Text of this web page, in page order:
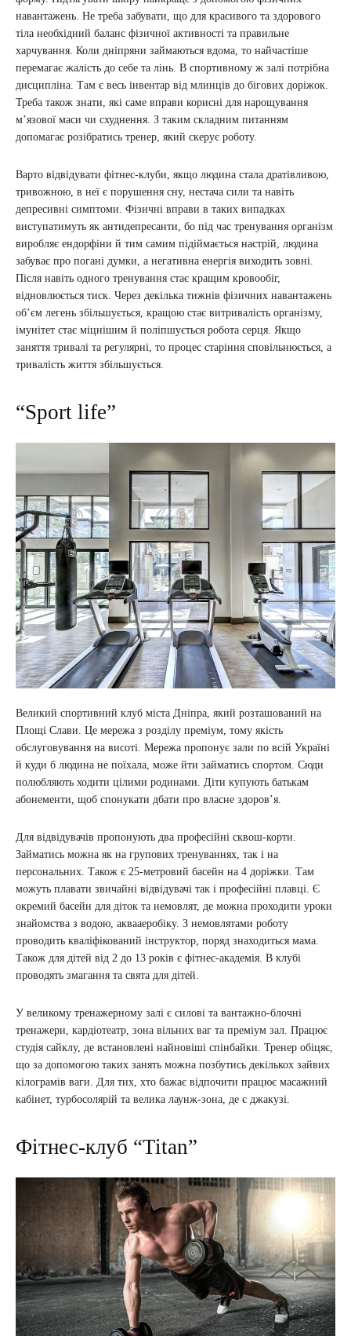
навантажень. Не треба забувати, що для красивого та здорового
тіла необхідний баланс фізичної активності та правильне
харчування. Коли дніпряни займаються вдома, то найчастіше
перемагає жалість до себе та лінь. В спортивному ж залі потрібна
дисципліна. Там є весь інвентар від млинців до бігових доріжок.
Треба також знати, які саме вправи корисні для нарощування
м’язової маси чи схуднення. З таким складним питанням
допомагає розібратись тренер, який скерує роботу.
Варто відвідувати фітнес-клуби, якщо людина стала дратівливою,
тривожною, в неї є порушення сну, нестача сили та навіть
депресивні симптоми. Фізичні вправи в таких випадках
виступатимуть як антидепресанти, бо під час тренування організм
виробляє ендорфіни й тим самим підіймається настрій, людина
забуває про погані думки, а негативна енергія виходить зовні.
Після навіть одного тренування стає кращим кровообіг,
відновлюється тиск. Через декілька тижнів фізичних навантажень
об’єм легень збільшується, кращою стає витривалість організму,
імунітет стає міцнішим й поліпшується робота серця. Якщо
заняття тривалі та регулярні, то процес старіння сповільнюється, а
тривалість життя збільшується.
“Sport life”
Великий спортивний клуб міста Дніпра, який розташований на
Площі Слави. Це мережа з розділу преміум, тому якість
обслуговування на висоті. Мережа пропонує зали по всій Україні
й куди б людина не поїхала, може йти займатись спортом. Сюди
полюбляють ходити цілими родинами. Діти купують батькам
абонементи, щоб спонукати дбати про власне здоров’я.
Для відвідувачів пропонують два професійні сквош-корти.
Займатись можна як на групових тренуваннях, так і на
персональних. Також є 25-метровий басейн на 4 доріжки. Там
можуть плавати звичайні відвідувачі так і професійні плавці. Є
окремий басейн для діток та немовлят, де можна проходити уроки
знайомства з водою, аквааеробіку. З немовлятами роботу
проводить кваліфікований інструктор, поряд знаходиться мама.
Також для дітей від 2 до 13 років є фітнес-академія. В клубі
проводять змагання та свята для дітей.
У великому тренажерному залі є силові та вантажно-блочні
тренажери, кардіотеатр, зона вільних ваг та преміум зал. Працює
студія сайклу, де встановлені найновіші спінбайки. Тренер обіцяє,
що за допомогою таких занять можна позбутись декількох зайвих
кілограмів ваги. Для тих, хто бажає відпочити працює масажний
кабінет, турбосолярій та велика лаунж-зона, де є джакузі.
Фітнес-клуб “Titan”